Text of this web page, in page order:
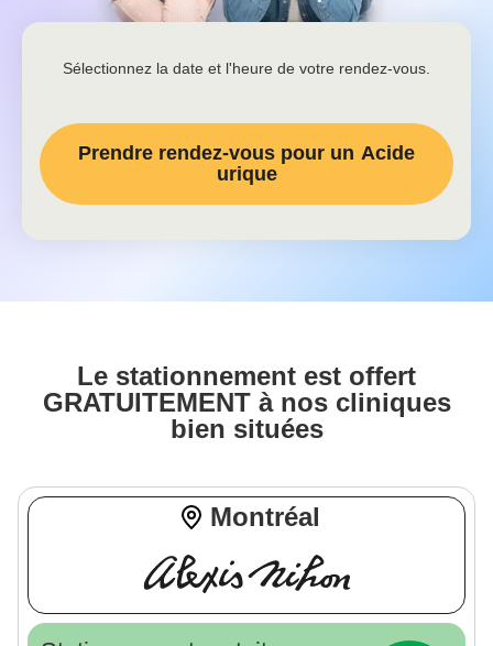
Sélectionnez la date et l'heure de votre rendez-vous.
Prendre rendez-vous pour un Acide
urique
Le stationnement est offert
GRATUITEMENT à nos cliniques
bien situées
Montréal